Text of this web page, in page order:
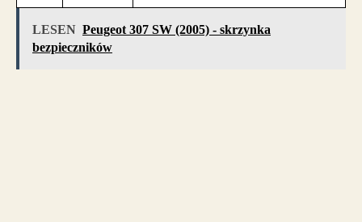
LESEN Peugeot 307 SW (2005) - skrzynka
bezpieczników